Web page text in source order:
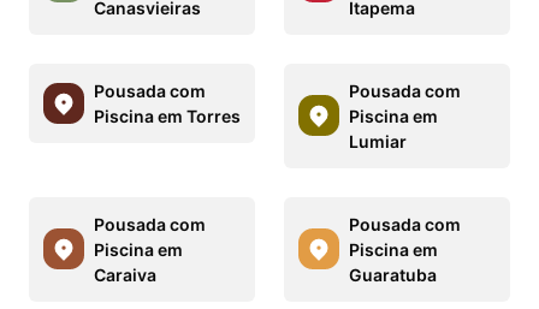
Canasvieiras
Itapema
Pousada com
Piscina em Torres
Pousada com
Piscina em
Lumiar
Pousada com
Piscina em
Caraiva
Pousada com
Piscina em
Guaratuba